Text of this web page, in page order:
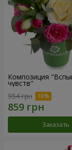
Композиция
чувств"
954 грн
Заказать